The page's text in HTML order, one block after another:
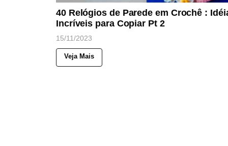
40 Relógios de Parede em Crochê :
Incríveis para Copiar Pt 2
15/11/2023
Veja Mais